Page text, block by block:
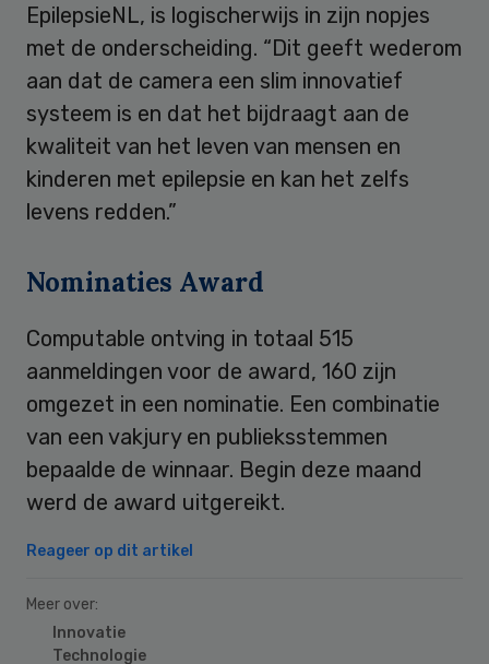
EpilepsieNL, is logischerwijs in zijn nopjes
met de onderscheiding. “Dit geeft wederom
aan dat de camera een slim innovatief
systeem is en dat het bijdraagt aan de
kwaliteit van het leven van mensen en
kinderen met epilepsie en kan het zelfs
levens redden.”
Nominaties Award
Computable ontving in totaal 515
aanmeldingen voor de award, 160 zijn
omgezet in een nominatie. Een combinatie
van een vakjury en publieksstemmen
bepaalde de winnaar. Begin deze maand
werd de award uitgereikt.
Reageer op dit artikel
Meer over:
Innovatie
Technologie